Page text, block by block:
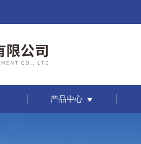
产品中心